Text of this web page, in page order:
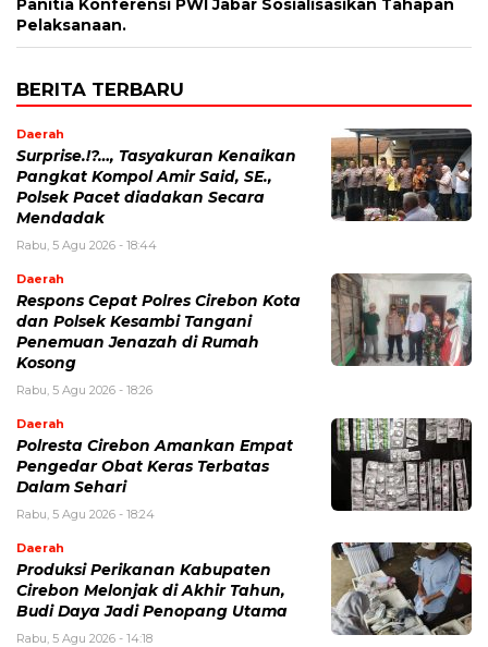
Panitia Konferensi PWI Jabar Sosialisasikan Tahapan
Pelaksanaan.
BERITA TERBARU
Daerah
Surprise.!?…, Tasyakuran Kenaikan
Pangkat Kompol Amir Said, SE.,
Polsek Pacet diadakan Secara
Mendadak
Rabu, 5 Agu 2026 - 18:44
Daerah
Respons Cepat Polres Cirebon Kota
dan Polsek Kesambi Tangani
Penemuan Jenazah di Rumah
Kosong
Rabu, 5 Agu 2026 - 18:26
Daerah
Polresta Cirebon Amankan Empat
Pengedar Obat Keras Terbatas
Dalam Sehari
Rabu, 5 Agu 2026 - 18:24
Daerah
Produksi Perikanan Kabupaten
Cirebon Melonjak di Akhir Tahun,
Budi Daya Jadi Penopang Utama
Rabu, 5 Agu 2026 - 14:18